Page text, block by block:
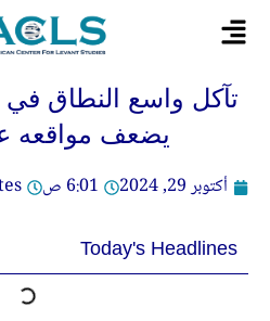
Flyout
تآكل واسع النطاق
يضعف مواقعه
أكتوبر 29, 2024
6:01 ص
Today's Headlines